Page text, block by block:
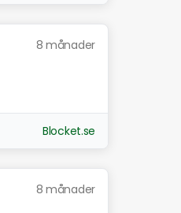
8 månader
Blocket.se
8 månader